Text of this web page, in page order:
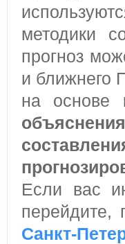
методики
прогноз
и ближнего
на основе
Если вас
перейдите,
Санкт-